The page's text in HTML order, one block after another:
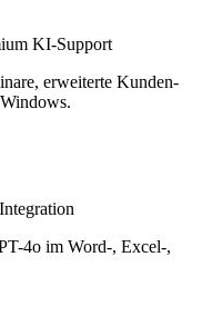
KI-Support
erweiterte Kunden-
4o im Word-, Excel-,